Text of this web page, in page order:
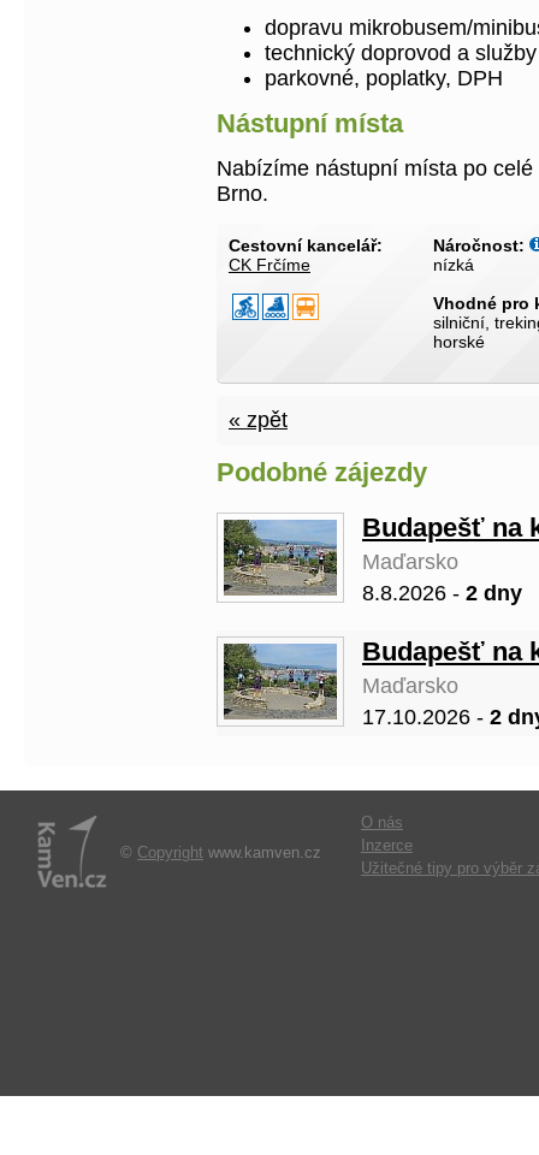
dopravu mikrobusem/
technický doprovod a
parkovné, poplatky, DPH
Nástupní místa
Nabízíme nástupní místa po
Brno.
Cestovní kancelář:
CK Frčíme
Náročnost:
nízká
Vhodné pro
silniční,
horské
« zpět
Podobné zájezdy
Budapešť na
Maďarsko
8.8.2026 - 2 dny
Budapešť na
Maďarsko
17.10.2026 - 2
© Copyright www.kamven.cz
O nás
Inzerce
Užitečné tipy pro výběr